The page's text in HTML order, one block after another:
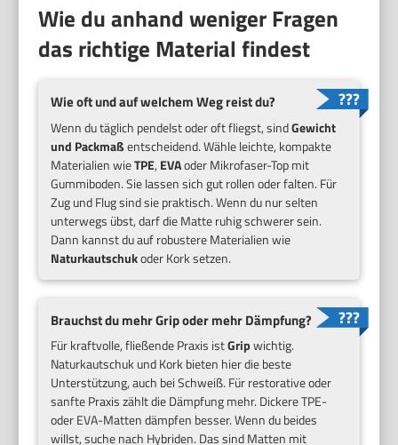
Wie du anhand weniger Fragen
das richtige Material findest
Wie oft und auf welchem Weg reist du?
Wenn du täglich pendelst oder oft fliegst, sindGewicht
und Packmaßentscheidend. Wähle leichte, kompakte
Materialien wieTPE, EVAoder Mikrofaser-Top mit
Gummiboden. Sie lassen sich gut rollen oder falten. Für
Zug und Flug sind sie praktisch. Wenn du nur selten
unterwegs übst, darf die Matte ruhig schwerer sein.
Dann kannst du auf robustere Materialien wie
Naturkautschukoder Kork setzen.
Brauchst du mehr Grip oder mehr Dämpfung?
Für kraftvolle, fließende Praxis istGripwichtig.
Naturkautschuk und Kork bieten hier die beste
Unterstützung, auch bei Schweiß. Für restorative oder
sanfte Praxis zählt die Dämpfung mehr. Dickere TPE-
oder EVA-Matten dämpfen besser. Wenn du beides
willst, suche nach Hybriden. Das sind Matten mit